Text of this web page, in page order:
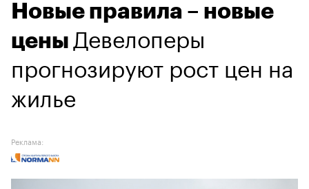
Новые правила – новые
цены Девелоперы
прогнозируют рост цен на
жилье
Реклама: